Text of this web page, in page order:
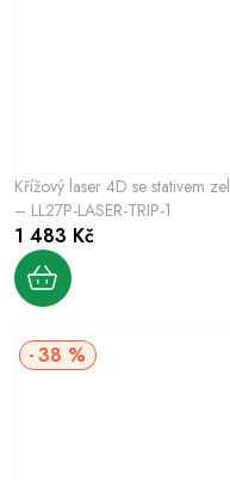
Křížový laser 4D se stativem
– LL27P-LASER-TRIP-1
1 483 Kč
38 %